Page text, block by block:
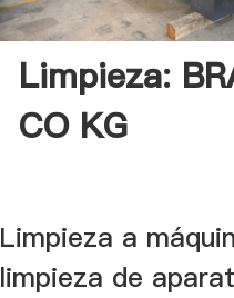
Limpieza:
CO KG
Limpieza a
limpieza de